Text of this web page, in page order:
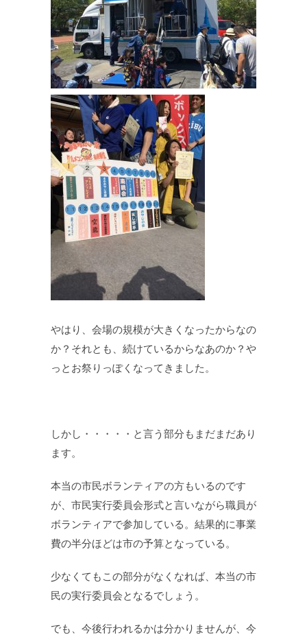
やはり、会場の規模が大きくなったからなの
か？それとも、続けているからなあのか？や
っとお祭りっぽくなってきました。
しかし・・・・・と言う部分もまだまだあり
ます。
本当の市民ボランティアの方もいるのです
が、市民実行委員会形式と言いながら職員が
ボランティアで参加している。結果的に事業
費の半分ほどは市の予算となっている。
少なくてもこの部分がなくなれば、本当の市
民の実行委員会となるでしょう。
でも、今後行われるかは分かりませんが、今